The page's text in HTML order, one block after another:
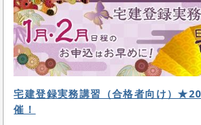
宅建登録実務講習（合格者向け）
催！